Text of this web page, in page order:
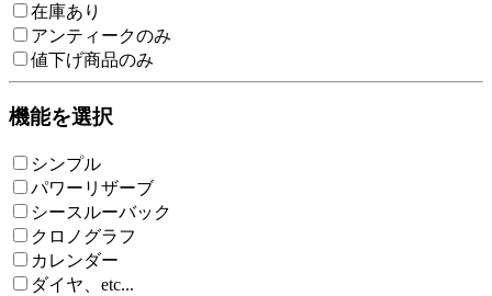
在庫あり
アンティークのみ
値下げ商品のみ
機能を選択
シンプル
パワーリザーブ
シースルーバック
クロノグラフ
カレンダー
ダイヤ、etc...